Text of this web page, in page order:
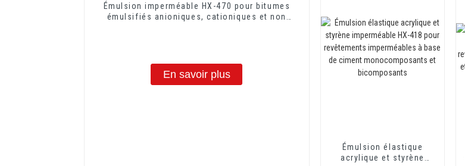
Émulsion imperméable HX-470 pour bitumes
émulsifiés anioniques, cationiques et non
En savoir plus
Émulsion élastique
acrylique et styrène